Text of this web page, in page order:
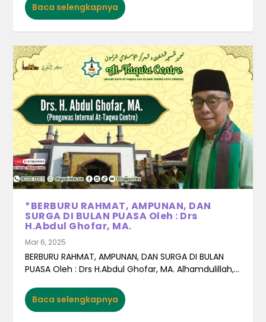
Baca selengkapnya
*BERBURU RAHMAT, AMPUNAN, DAN
SURGA DI BULAN PUASA Oleh : Drs
H.Abdul Ghofar, MA.
Mar 6, 2025
BERBURU RAHMAT, AMPUNAN, DAN SURGA DI BULAN
PUASA Oleh : Drs H.Abdul Ghofar, MA. Alhamdulillah,...
Baca selengkapnya